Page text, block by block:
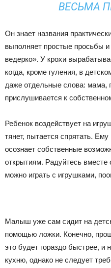
ВЕСЬМА
Он знает названия
выполняет простые просьбы
ведерко». У крохи
когда, кроме гуления, в
даже отдельные слова: мама,
прислушивается к
Ребенок воздействует на
тянет, пытается спрятать.
осознает собственные
открытиям. Радуйтесь вместе
можно играть с игрушками,
Малыш уже сам сидит на
помощью ложки. Конечно,
это будет гораздо быстрее, и
кухню, однако не следует